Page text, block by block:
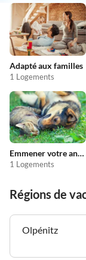
Adapté aux familles
1 Logements
Emmener votre animal en vacances
1 Logements
Régions de
Olpénitz